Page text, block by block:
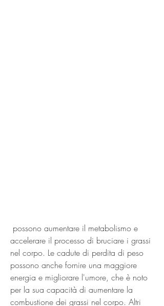
accelerare il processo di bruciare i grassi
nel corpo. Le cadute di perdita di peso
possono anche fornire una maggiore
energia e migliorare l'umore, che è noto
per la sua capacità di aumentare la
combustione dei grassi nel corpo. Altri